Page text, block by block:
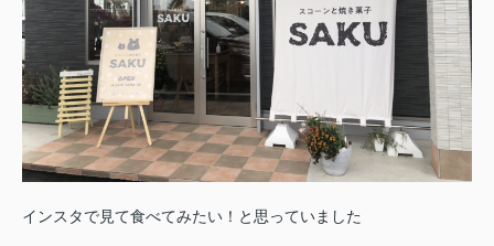
インスタで見て食べてみたい！と思っていました